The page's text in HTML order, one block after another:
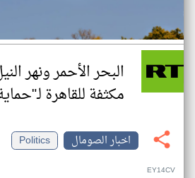
البحر الأحمر ونهر
مكثفة للقاهرة
اخبار الصومال
Politics
EY14CV